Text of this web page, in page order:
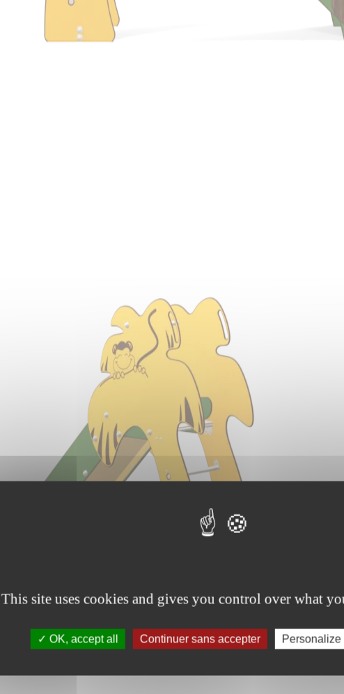
This site uses cookies and gives you control over what
OK, accept all Continuer sans accepter Personalize